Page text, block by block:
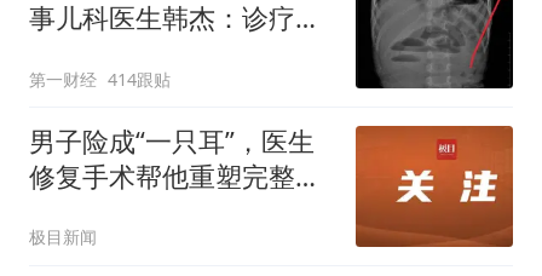
事儿科医生韩杰：诊疗中
认罪
第一财经 414跟贴
男子险成“一只耳”，医生
修复手术帮他重塑完整耳
极目新闻